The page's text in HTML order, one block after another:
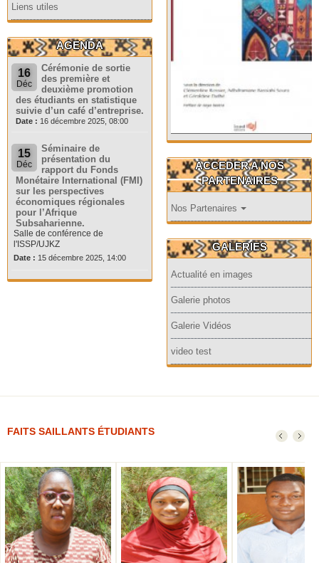
Liens utiles
AGENDA
16
Déc
Cérémonie de sortie
des première et
deuxième promotion
des étudiants en statistique
suivie d’un café d’entreprise.
Date : 16 décembre 2025, 08:00
15
Déc
Séminaire de
présentation du
rapport du Fonds
Monétaire International (FMI)
sur les perspectives
économiques régionales
pour l’Afrique
Subsaharienne.
Salle de conférence de
l'ISSP/UJKZ
Date : 15 décembre 2025, 14:00
ACCEDER A NOS
PARTENAIRES
Nos Partenaires
GALERIES
Actualité en images
Galerie photos
Galerie Vidéos
video test
FAITS SAILLANTS ÉTUDIANTS